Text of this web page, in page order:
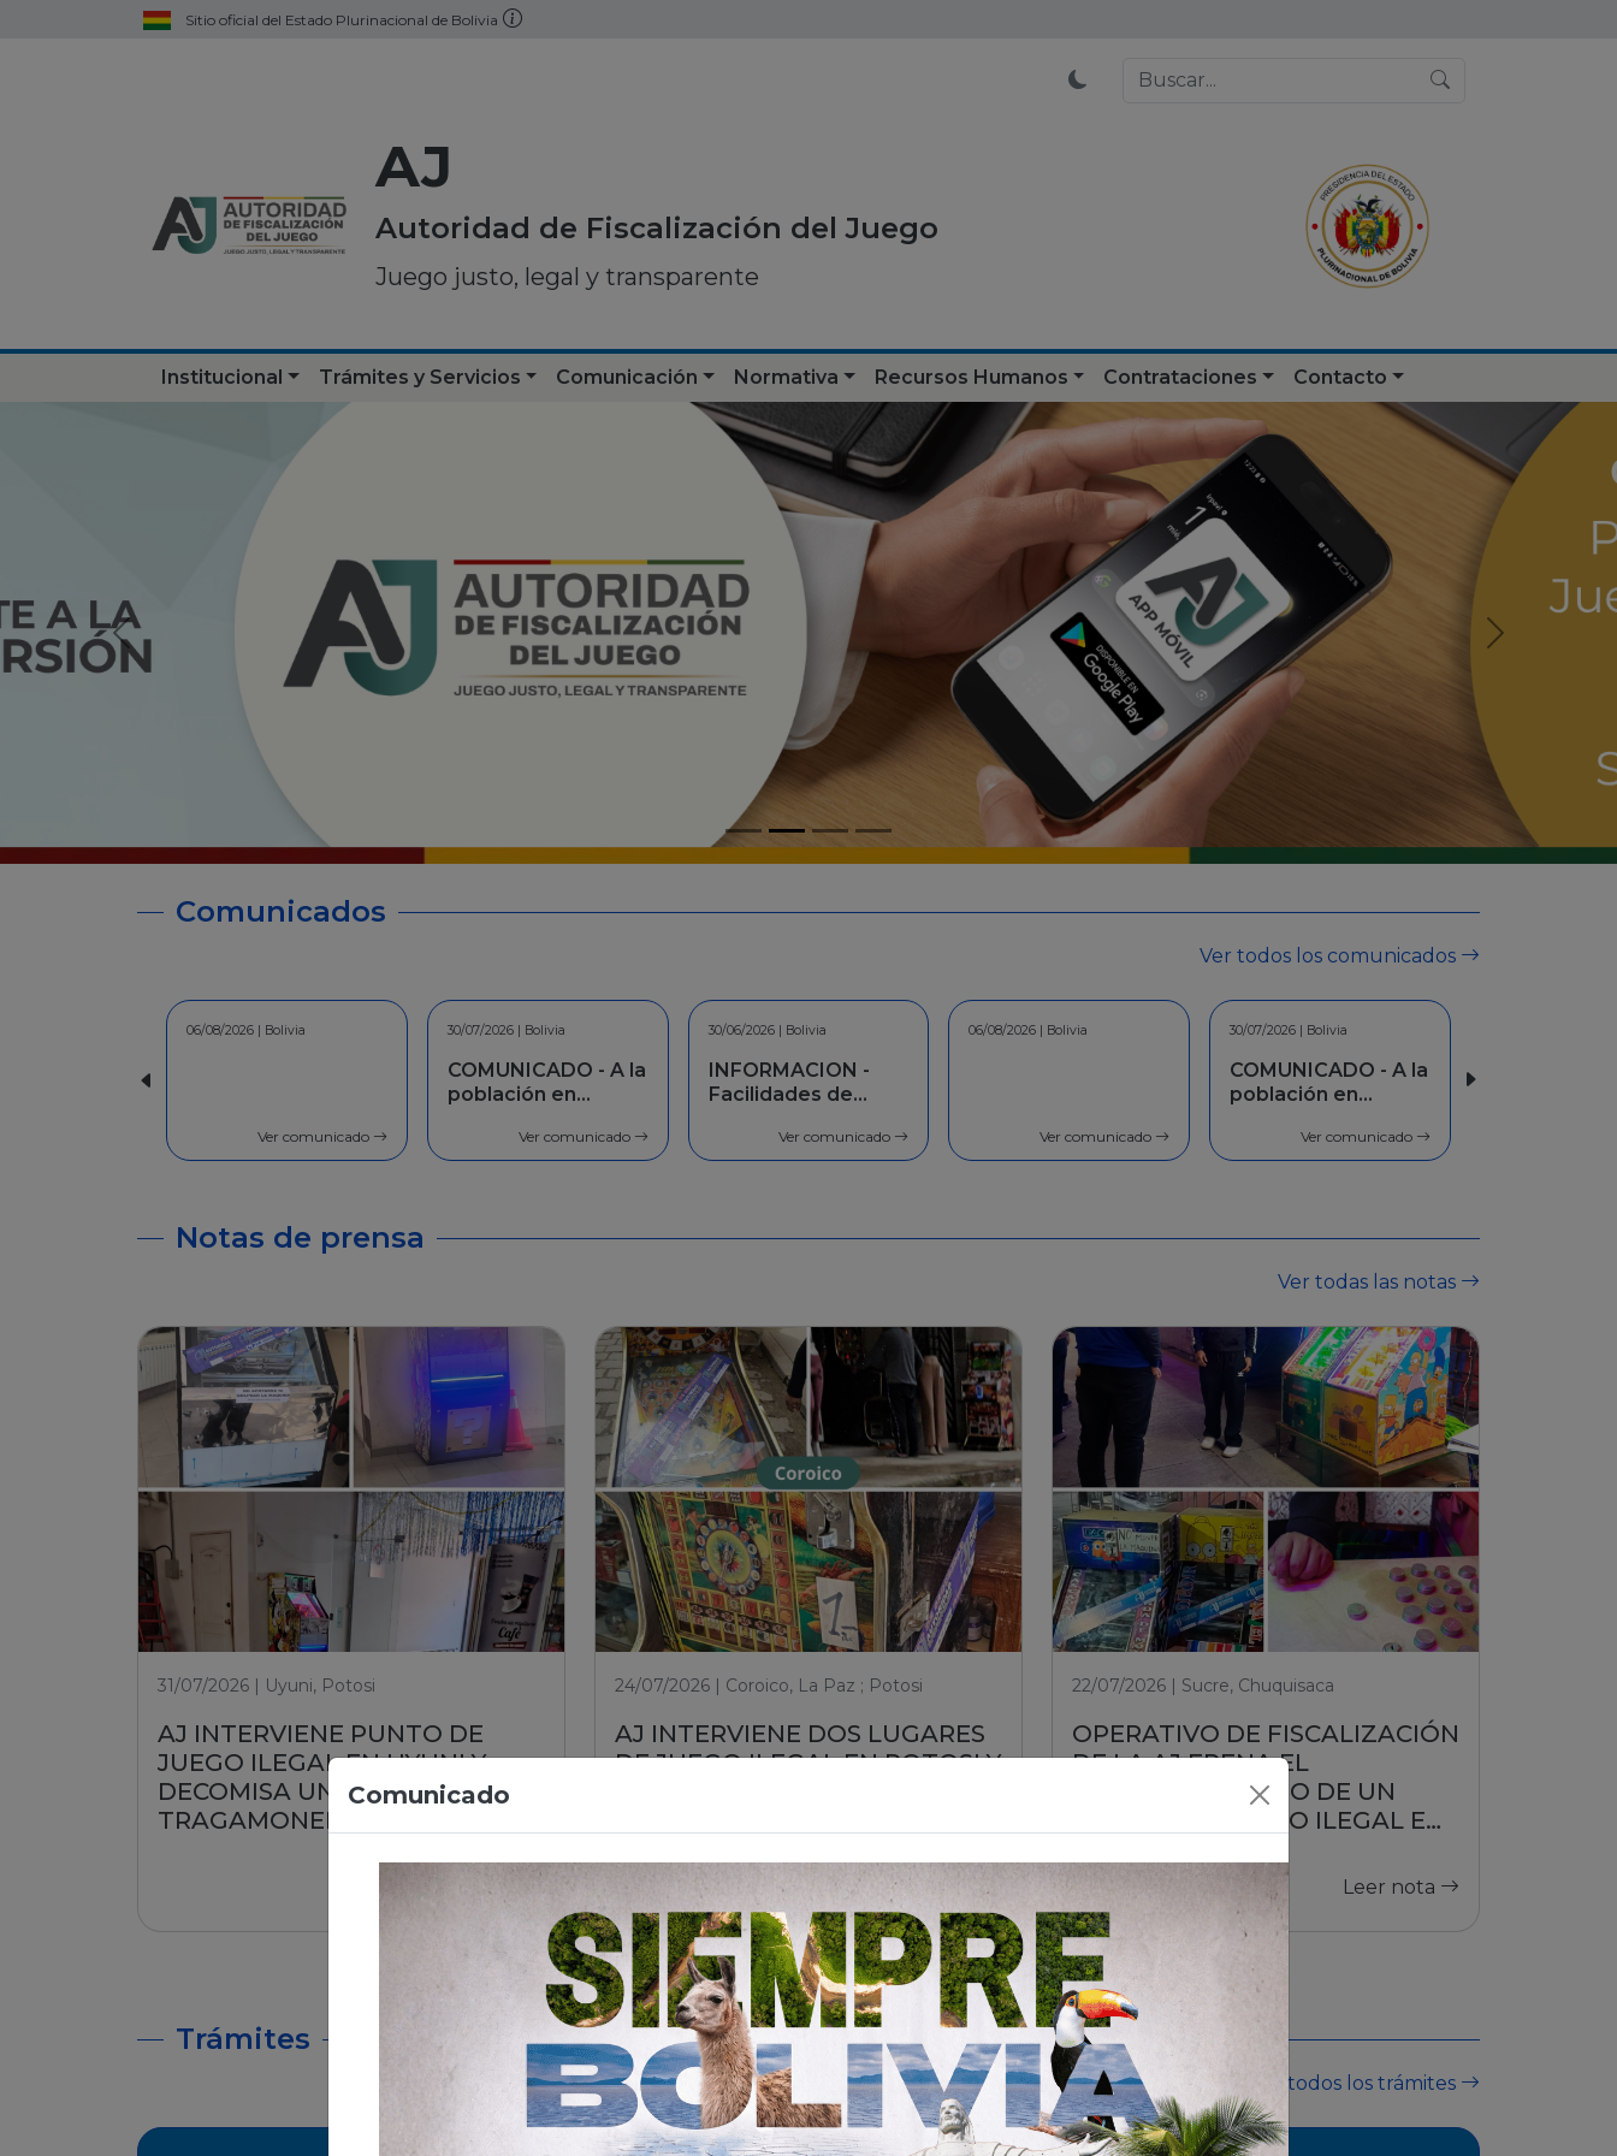
Sitio oficial del Estado Plurinacional de Bolivia
AJ
Autoridad de Fiscalización del Juego
Juego justo, legal y transparente
Institucional Trámites y Servicios Comunicación Normativa Recursos Humanos Contrataciones Contacto
Comunicados
Ver todos los comunicados
30/07/2026 | Bolivia
Ver comunicado
30/06/2026 | Bolivia
INFORMACION -
Facilidades de
Ver comunicado
06/08/2026 | Bolivia
Ver comunicado
30/07/2026 | Bolivia
Ver comunicado
30/06/2026 | Bolivia
INFORMACION -
Facilidades de
Ver comunicado
Comunicado
Notas de prensa
Ver todas las notas
31/07/2026 | Uyuni, Potosi
AJ INTERVIENE PUNTO DE
JUEGO ILEGAL EN UYUNI Y
DECOMISA UNA MÁQUINA
TRAGAMONEDA
Leer nota
24/07/2026 | Coroico, La Paz ; Potosi
AJ INTERVIENE DOS LUGARES
DE JUEGO ILEGAL EN POTOSI Y
Leer nota
22/07/2026 | Sucre, Chuquisaca
OPERATIVO DE FISCALIZACIÓN
DE LA AJ FRENA EL
FUNCIONAMIENTO DE UN
PUESTO DE JUEGO ILEGAL EN
Leer nota
Trámites
Ver todos los trámites